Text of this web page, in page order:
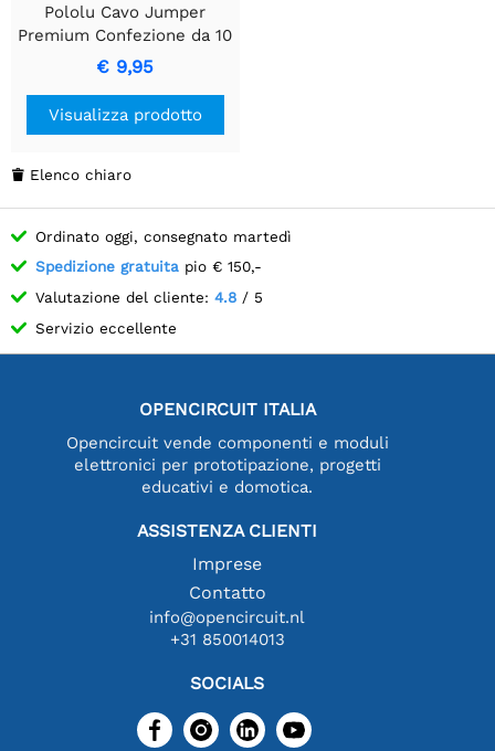
Pololu Cavo Jumper
Premium Confezione da 10
mm 6" Marrone
€ 9,95
Visualizza prodotto
 Elenco chiaro
Ordinato oggi, consegnato martedì
Spedizione gratuita pio € 150,-
Valutazione del cliente: 4.8 / 5
Servizio eccellente
OPENCIRCUIT ITALIA
Opencircuit vende componenti e moduli
elettronici per prototipazione, progetti
educativi e domotica.
ASSISTENZA CLIENTI
Imprese
Contatto
info@opencircuit.nl
+31 850014013
SOCIALS